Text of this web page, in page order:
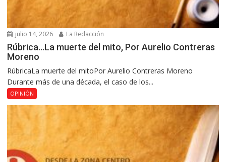
julio 14, 2026 La Redacción
Rúbrica…La muerte del mito, Por Aurelio Contreras
Moreno
RúbricaLa muerte del mitoPor Aurelio Contreras Moreno
Durante más de una década, el caso de los...
OPINIÓN